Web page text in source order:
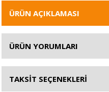
ÜRÜN AÇIKLAMASI
ÜRÜN YORUMLARI
TAKSİT SEÇENEKLERİ